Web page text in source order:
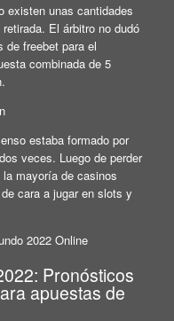
existen unas cantidades
El árbitro no dudó
de freebet para el
combinada de 5
estaba formado por
veces. Luego de perder
la mayoría de casinos
cara a jugar en slots y
2022 Online
Pronósticos
apuestas de